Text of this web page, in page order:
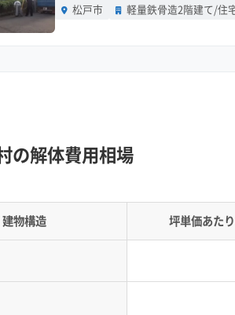
：道が狭いエリアでは、2トントラック
ん）」という作業が必須です。これが運
長生村の地下埋設管は、解体業界で
います。私がこれまで見てきたトラブ
た。見積もりの段階で「埋設管の調査
し、明確に回答できる、地域の事情
松戸市 軽量鉄骨造2階建て/住
の解体費用相場
建物構造 坪単価あた